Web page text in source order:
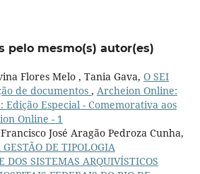
pelo mesmo(s) autor(es)
Flores Melo , Tania Gava, O SEI
de documentos , Archeion Online:
Edição Especial - Comemorativa aos
Online - 1
José Aragão Pedroza Cunha,
GESTÃO DE TIPOLOGIA
DOS SISTEMAS ARQUIVÍSTICOS